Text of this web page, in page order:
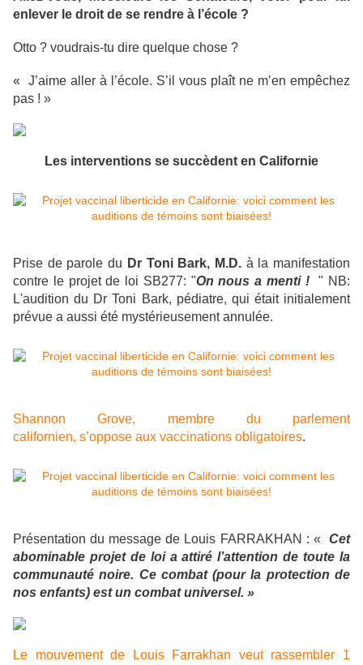
enlever le droit de se rendre à l’école ?
Otto ? voudrais-tu dire quelque chose ?
« J’aime aller à l’école. S’il vous plaît ne m’en empêchez
pas ! »
Les interventions se succèdent en Californie
Prise de parole du Dr Toni Bark, M.D.à la manifestation
contre le projet de loi SB277: "On nous a menti !" NB:
L'audition du Dr Toni Bark, pédiatre, qui était initialement
prévue a aussi été mystérieusement annulée.
Shannon Grove, membre du parlement
californien, s’oppose aux vaccinations obligatoires.
Présentation du message de Louis FARRAKHAN : « Cet
abominable projet de loi a attiré l’attention de toute la
communauté noire. Ce combat (pour la protection de
nos enfants) est un combat universel. »
Le mouvement de Louis Farrakhan veut rassembler 1